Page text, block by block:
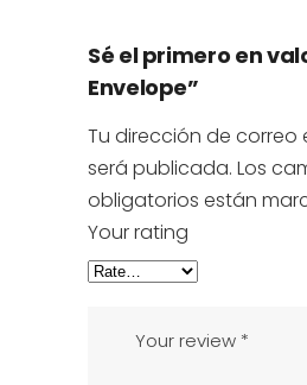
Sé el primero en
Envelope”
Tu dirección de correo
será publicada. Los
obligatorios están
Your rating